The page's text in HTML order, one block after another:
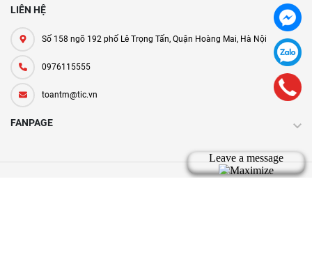
LIÊN HỆ
Số 158 ngõ 192 phố Lê Trọng Tấn, Quận Hoàng Mai, Hà Nội
0976115555
toantm@tic.vn
FANPAGE